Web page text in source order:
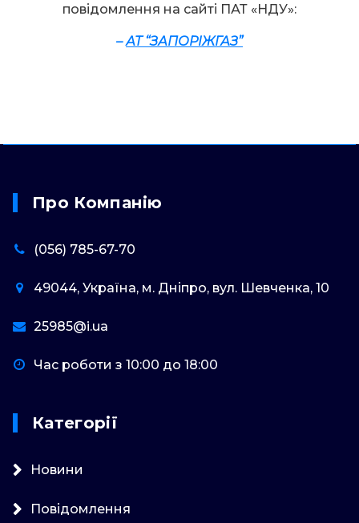
повідомлення на сайті ПАТ «НДУ»:
–АТ “ЗАПОРІЖГАЗ”
Про Компанію
(056) 785-67-70
49044, Україна, м. Дніпро, вул. Шевченка, 10
25985@i.ua
Час роботи з 10:00 до 18:00
Категорії
Новини
Повідомлення